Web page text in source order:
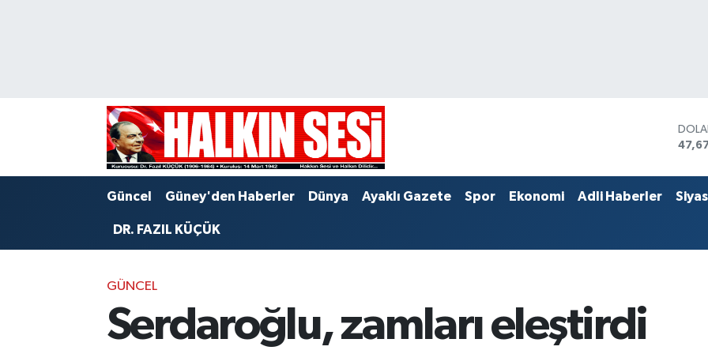
Güncel Güney'den Haberler Dünya Ayaklı Gazete Spor Ekonomi Adli Haberler
DR. FAZIL KÜÇÜK
GÜNCEL
Serdaroğlu, zamları eleştirdi
Trafik Durumu
Puan Durumu ve Fikstür